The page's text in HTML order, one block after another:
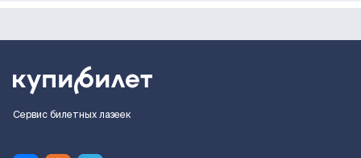
Сервис билетных лазеек